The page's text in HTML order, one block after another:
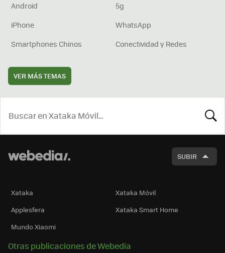
Android
5g
iPhone
WhatsApp
Smartphones Chinos
Conectividad y Redes
VER MÁS TEMAS
SUBIR
Xataka
Xataka Móvil
Applesfera
Xataka Smart Home
Mundo Xiaomi
Otras publicaciones de Webedia